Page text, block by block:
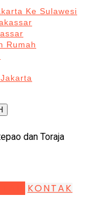
Ke Sulawesi
Rumah
dan Toraja
KONTAK